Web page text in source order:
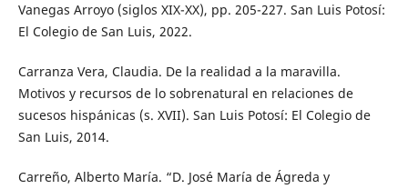
Vanegas Arroyo (siglos XIX-XX), pp. 205-227. San Luis Potosí:
El Colegio de San Luis, 2022.
Carranza Vera, Claudia. De la realidad a la maravilla.
Motivos y recursos de lo sobrenatural en relaciones de
sucesos hispánicas (s. XVII). San Luis Potosí: El Colegio de
San Luis, 2014.
Carreño, Alberto María. “D. José María de Ágreda y